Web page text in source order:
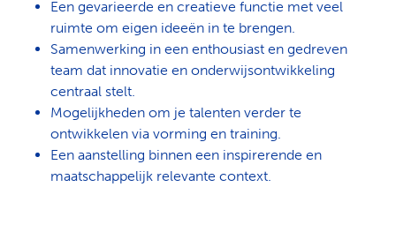
Een gevarieerde en creatieve functie met veel
ruimte om eigen ideeën in te brengen.
Samenwerking in een enthousiast en gedreven
team dat innovatie en onderwijsontwikkeling
centraal stelt.
Mogelijkheden om je talenten verder te
ontwikkelen via vorming en training.
Een aanstelling binnen een inspirerende en
maatschappelijk relevante context.